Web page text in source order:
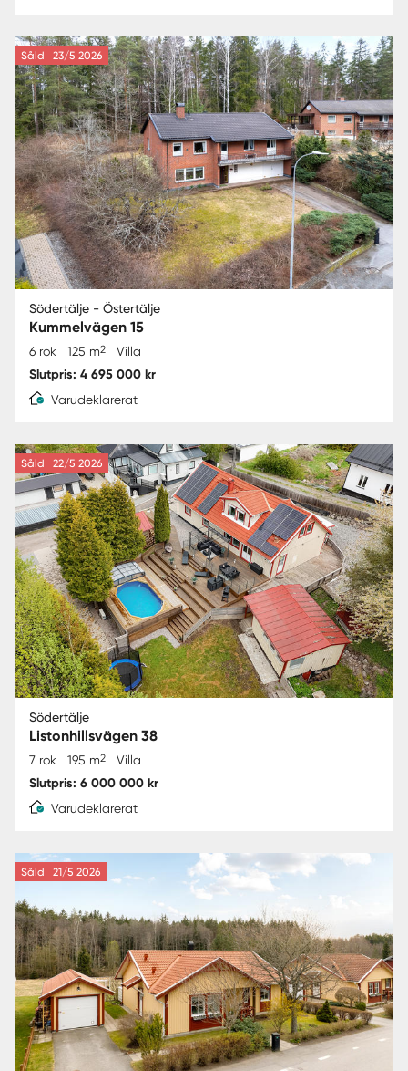
Såld 23/5 2026
Södertälje - Östertälje
Kummelvägen 15
6 rok 125 m2 Villa
Slutpris: 4 695 000 kr
Varudeklarerat
Såld 22/5 2026
Södertälje
Listonhillsvägen 38
7 rok 195 m2 Villa
Slutpris: 6 000 000 kr
Varudeklarerat
Såld 21/5 2026